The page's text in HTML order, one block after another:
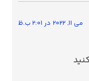
می 11, 2022 در 2:01 ب.ظ